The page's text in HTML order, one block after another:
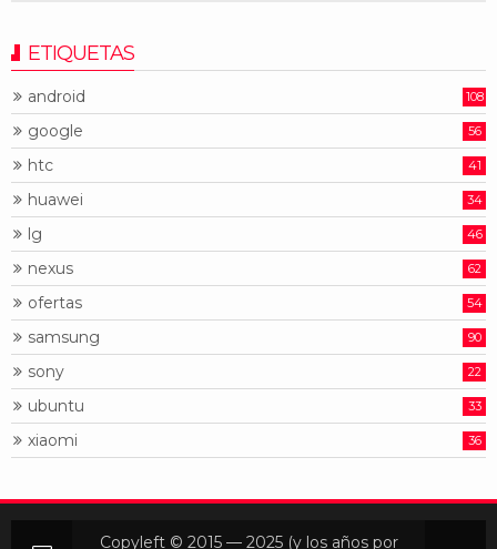
ETIQUETAS
android 108
google 56
htc 41
huawei 34
lg 46
nexus 62
ofertas 54
samsung 90
sony 22
ubuntu 33
xiaomi 36
Copyleft © 2015 — 2025 (y los años por